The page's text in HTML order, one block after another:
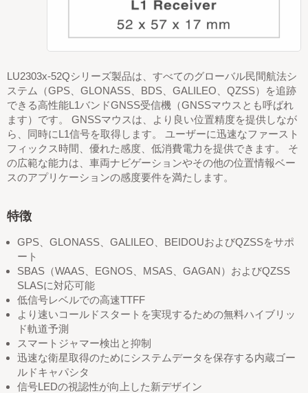
LU2303x-52Qシリーズ製品は、すべてのグローバル民間航法シ
ステム（GPS、GLONASS、BDS、GALILEO、QZSS）を追跡
できる高性能L1バンドGNSS受信機（GNSSマウスとも呼ばれ
ます）です。 GNSSマウスは、より良い位置精度を提供しなが
ら、同時にL1信号を取得します。 ユーザーに迅速なファースト
フィックス時間、優れた感度、低消費電力を提供できます。 そ
の広範な能力は、車両ナビゲーションやその他の位置情報ベー
スのアプリケーションの感度要件を満たします。
特徴
GPS、GLONASS、GALILEO、BEIDOUおよびQZSSをサポ
ート
SBAS（WAAS、EGNOS、MSAS、GAGAN）およびQZSS
SLASに対応可能
低信号レベルでの高速TTFF
より速いコールドスタートを実現するための無料ハイブリッ
ド軌道予測
スマートジャマー検出と抑制
迅速な衛星取得のためにシステムデータを保存する内蔵ゴー
ルドキャパシタ
信号LEDの視認性が向上した新デザイン